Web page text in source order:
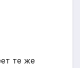
те же